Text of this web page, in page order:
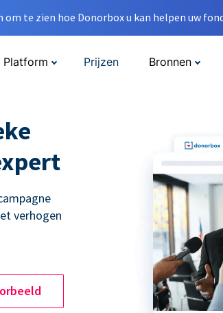
om te zien hoe Donorbox u kan helpen uw
Platform Prijzen Bronnen
verhogen